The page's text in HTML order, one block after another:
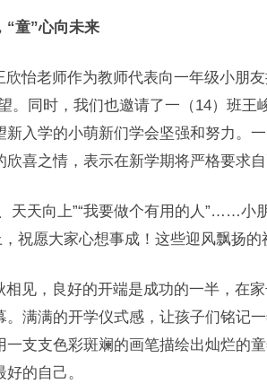
“童”心向未来
欣怡老师作为教师代表向一年级小朋
。同时，我们也邀请了一（14）班
新入学的小萌新们学会坚强和努力。
欣喜之情，表示在新学期将严格要求
天天向上”“我要做个有用的人”……小
，祝愿大家心想事成！这些迎风飘扬
相见，良好的开端是成功的一半，在
。满满的开学仪式感，让孩子们铭记
一支支色彩斑斓的画笔描绘出灿烂的
的自己。